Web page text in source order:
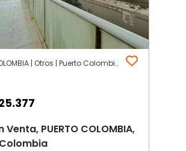
PUERTO COLOMBIA | Otros | Puerto Colombia
Venta, PUERTO COLOMBIA,